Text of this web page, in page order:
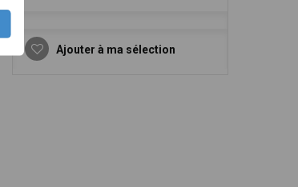
Ajouter à ma sélection